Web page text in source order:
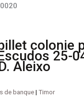
colonie
25-
Aleixo
de banque|Timor